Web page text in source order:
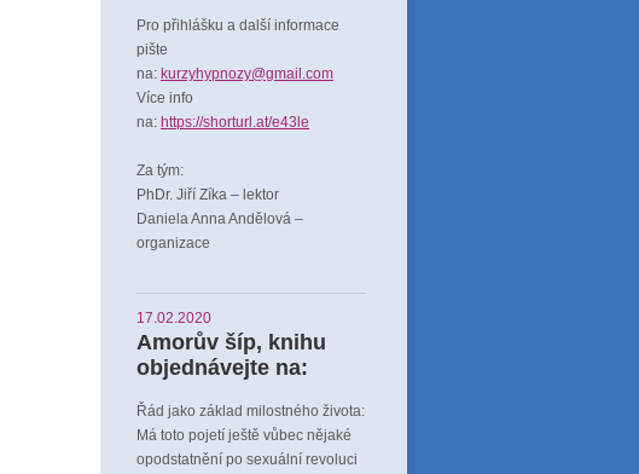
Pro přihlášku a další informace
pište
na: kurzyhypnozy@gmail.com
Více info
na: https://shorturl.at/e43le
Za tým:
PhDr. Jiří Zíka – lektor
Daniela Anna Andělová –
organizace
17.02.2020
Amorův šíp, knihu
objednávejte na:
Řád jako základ milostného života:
Má toto pojetí ještě vůbec nějaké
opodstatnění po sexuální revoluci